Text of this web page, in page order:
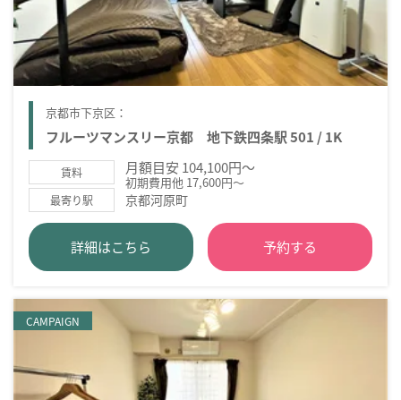
京都市下京区：
フルーツマンスリー京都 地下鉄四条駅 501 / 1K
賃料 月額目安 104,100円～
初期費用他 17,600円～
最寄り駅 京都河原町
詳細はこちら 予約する
CAMPAIGN